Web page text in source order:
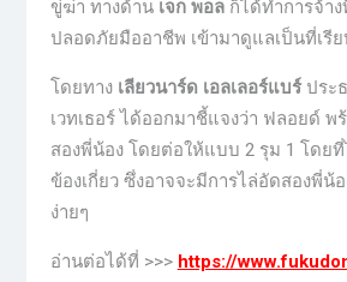
ขู่ฆ่า ทางด้าน เจก พอลก็ได้ทำการจ้า
ปลอดภัยมืออาชีพ เข้ามาดูแลเป็นที่เรี
โดยทาง เลียวนาร์ด เอลเลอร์แบร์ประ
เวทเธอร์ ได้ออกมาชี้แจงว่า ฟลอยด์ พ
สองพี่น้อง โดยต่อให้แบบ 2 รุม 1 โดยที่
ข้องเกี่ยว ซึ่งอาจจะมีการไล่อัดสองพี่น้
ง่ายๆ
อ่านต่อได้ที่ >>> https://